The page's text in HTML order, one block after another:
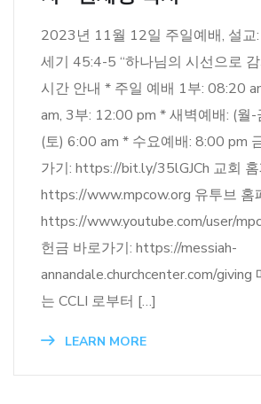
2023년 11월 12일 주일예배, 설교
세기 45:4-5 “하나님의 시선으로
시간 안내 * 주일 예배 1부: 08:20
am, 3부: 12:00 pm * 새벽예배: (월-
(토) 6:00 am * 수요예배: 8:00 pm
가기: https://bit.ly/35lGJCh 교회
https://www.mpcow.org 유투브 홈
https://www.youtube.com/user/
헌금 바로가기: https://messiah-
annandale.churchcenter.com/giving
는 CCLI 로부터 […]
LEARN MORE